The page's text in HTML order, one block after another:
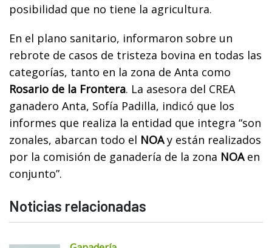
posibilidad que no tiene la agricultura.
En el plano sanitario, informaron sobre un
rebrote de casos de tristeza bovina en todas las
categorías, tanto en la zona de Anta como
Rosario de la Frontera. La asesora del CREA
ganadero Anta, Sofía Padilla, indicó que los
informes que realiza la entidad que integra “son
zonales, abarcan todo el NOAy están realizados
por la comisión de ganadería de la zona NOAen
conjunto”.
Noticias relacionadas